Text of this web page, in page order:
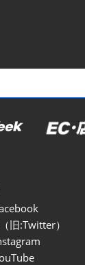
旧:Twitter）